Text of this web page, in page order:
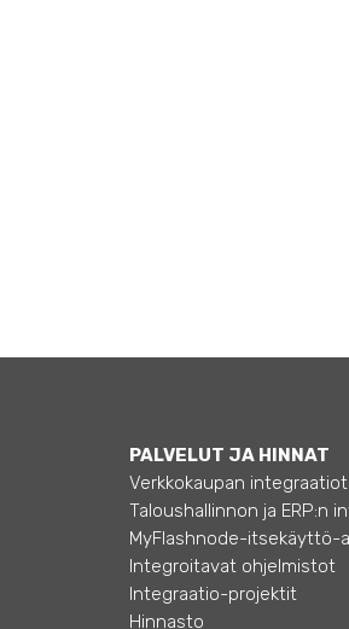
PALVELUT JA HINNAT
Verkkokaupan integraatiot
Integroitavat ohjelmistot
Integraatio-projektit
Hinnasto